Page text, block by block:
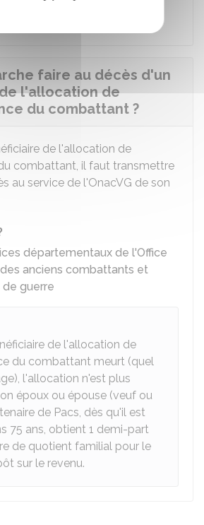
faire au décès d'un
l'allocation de
du combattant ?
de l'allocation de
combattant, il faut transmettre
au service de l'OnacVG de son
départementaux de l'Office
anciens combattants et
guerre
de l'allocation de
du combattant meurt (quel
l'allocation n'est plus
époux ou épouse (veuf ou
de Pacs, dès qu'il est
75 ans, obtient 1 demi-part
de quotient familial pour le
sur le revenu.